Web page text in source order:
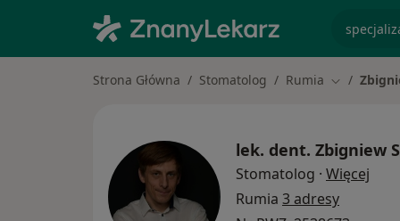
Strona Główna Stomatolog Rumia Zmień
lek. dent. Zbigniew
Stomatolog · Więcej
Rumia 3 adresy